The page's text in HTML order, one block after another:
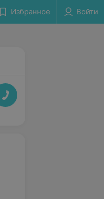
Избранное Войти